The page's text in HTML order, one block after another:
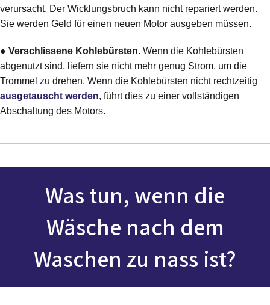
verursacht. Der Wicklungsbruch kann nicht repariert werden.
Sie werden Geld für einen neuen Motor ausgeben müssen.
● Verschlissene Kohlebürsten. Wenn die Kohlebürsten
abgenutzt sind, liefern sie nicht mehr genug Strom, um die
Trommel zu drehen. Wenn die Kohlebürsten nicht rechtzeitig
ausgetauscht werden, führt dies zu einer vollständigen
Abschaltung des Motors.
Was tun, wenn die
Wäsche nach dem
Waschen zu nass ist?